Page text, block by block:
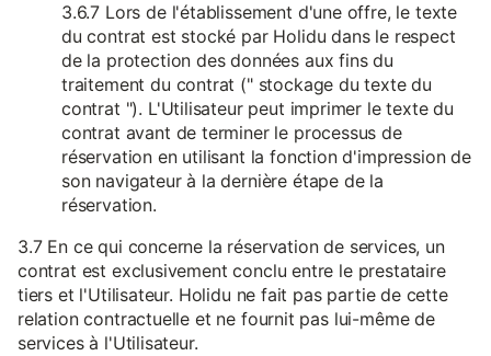
3.6.7 Lors de l'établissement d'une offre, le texte
du contrat est stocké par Holidu dans le respect
de la protection des données aux fins du
traitement du contrat (" stockage du texte du
contrat "). L'Utilisateur peut imprimer le texte du
contrat avant de terminer le processus de
réservation en utilisant la fonction d'impression de
son navigateur à la dernière étape de la
réservation.
3.7 En ce qui concerne la réservation de services, un
contrat est exclusivement conclu entre le prestataire
tiers et l'Utilisateur. Holidu ne fait pas partie de cette
relation contractuelle et ne fournit pas lui-même de
services à l'Utilisateur.